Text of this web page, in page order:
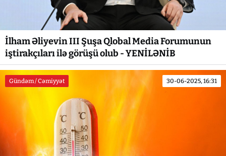
İlham Əliyevin III Şuşa Qlobal Media Forumunun
iştirakçıları ilə görüşü olub - YENİLƏNİB
Gündəm / Cəmiyyət 30-06-2025, 16:31